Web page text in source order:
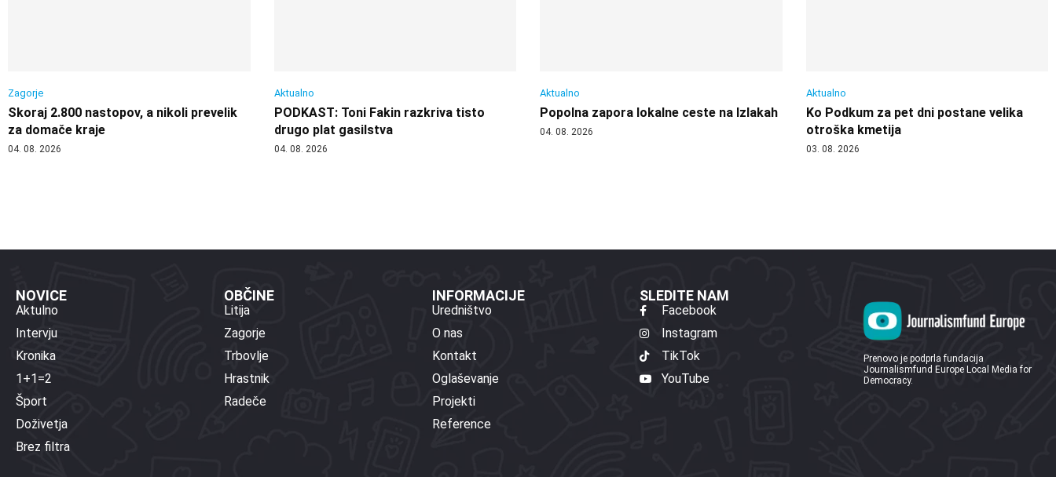
Zagorje
Skoraj 2.800 nastopov, a nikoli prevelik
za domače kraje
04. 08. 2026
Aktualno
PODKAST: Toni Fakin razkriva tisto
drugo plat gasilstva
04. 08. 2026
Aktualno
Popolna zapora lokalne ceste na Izlakah
04. 08. 2026
Aktualno
Ko Podkum za pet dni postane velika
otroška kmetija
03. 08. 2026
NOVICE
Aktulno
Intervju
Kronika
1+1=2
Šport
Doživetja
Brez filtra
OBČINE
Litija
Zagorje
Trbovlje
Hrastnik
Radeče
INFORMACIJE
Uredništvo
O nas
Kontakt
Oglaševanje
Projekti
Reference
SLEDITE NAM
Facebook
Instagram
TikTok
YouTube
Prenovo je podprla fundacija
Journalismfund Europe Local Media for
Democracy.